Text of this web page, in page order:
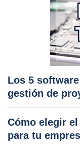
Los 5
gestión de
Cómo elegir
para tu